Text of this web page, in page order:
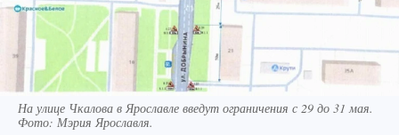
На улице Чкалова в Ярославле введут ограничения с 29 до 31 мая.
Фото: Мэрия Ярославля.